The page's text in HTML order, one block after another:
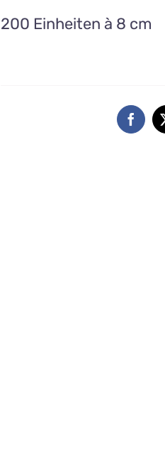
200 Einheiten à 8 cm